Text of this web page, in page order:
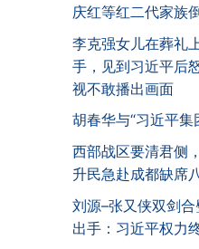
庆红等红二代家族
李克强女儿在葬礼
手，见到习近平后
视不敢播出画面
胡春华与“习近平集
西部战区要清君侧
升民急赴成都缺席
刘源–张又侠双剑
出手：习近平权力